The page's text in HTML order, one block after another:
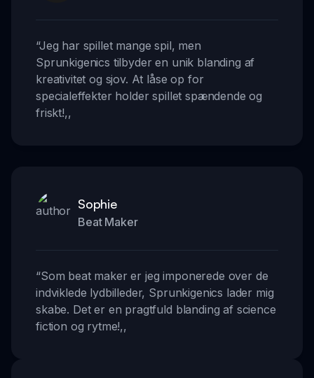
“Jeg har spillet mange spil, men
Sprunkigenics tilbyder en unik blanding af
kreativitet og sjov. At låse op for
specialeffekter holder spillet spændende og
friskt!,,
Sophie
Beat Maker
“Som beat maker er jeg imponerede over de
indviklede lydbilleder, Sprunkigenics lader mig
skabe. Det er en pragtfuld blanding af science
fiction og rytme!,,